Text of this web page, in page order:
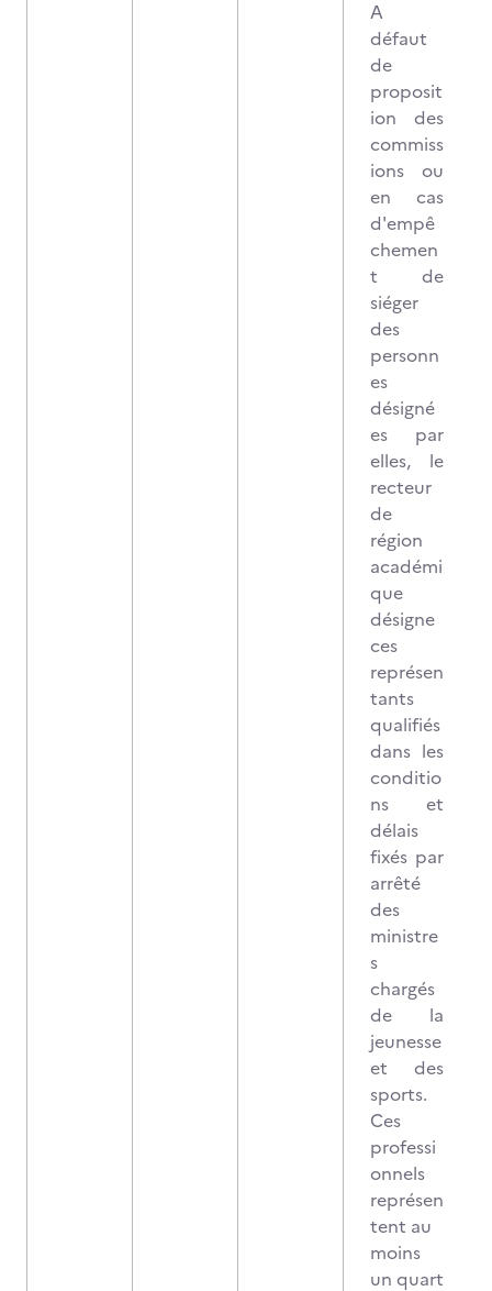
A
défaut
de
proposit
ion des
commiss
ions ou
en cas
d'empê
chemen
t de
siéger
des
personn
es
désigné
es par
elles, le
recteur
de
région
académi
que
désigne
ces
représen
tants
qualifiés
dans les
conditio
ns et
délais
fixés par
arrêté
des
ministre
s
chargés
de la
jeunesse
et des
sports.
Ces
professi
onnels
représen
tent au
moins
un quart